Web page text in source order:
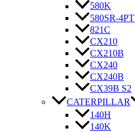
580K
580SR-4PT
821C
CX210
CX210B
CX240
CX240B
CX39B S2
CATERPILLAR
140H
140K